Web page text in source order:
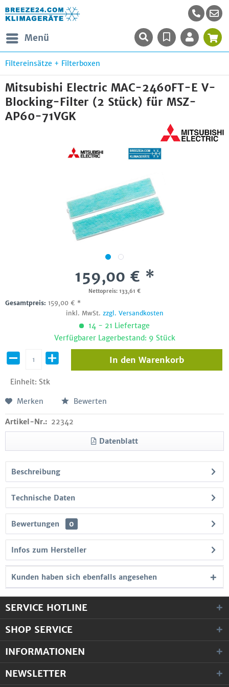
Menü
Filtereinsätze + Filterboxen
Mitsubishi Electric MAC-2460FT-E V-
Blocking-Filter (2 Stück) für MSZ-
AP60-71VGK
159,00 € *
Nettopreis: 133,61 €
Gesamtpreis: 159,00 € *
inkl. MwSt. zzgl. Versandkosten
14 - 21 Liefertage
Verfügbarer Lagerbestand: 9 Stück
Einheit: Stk
In den Warenkorb
Merken Bewerten
Artikel-Nr.: 22342
Datenblatt
Beschreibung
Technische Daten
Bewertungen 0
Infos zum Hersteller
Kunden haben sich ebenfalls angesehen
SERVICE HOTLINE
SHOP SERVICE
INFORMATIONEN
NEWSLETTER